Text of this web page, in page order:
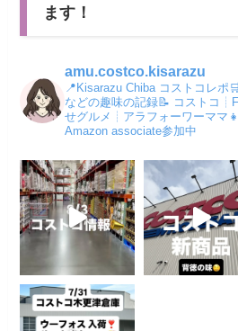
ます！
amu.costco.kisarazu
📍Kisarazu Chiba コストコレポ
などの趣味の記録📝 コストコ
せグルメ┊︎アラフォーワーママ
Amazon associate参加中